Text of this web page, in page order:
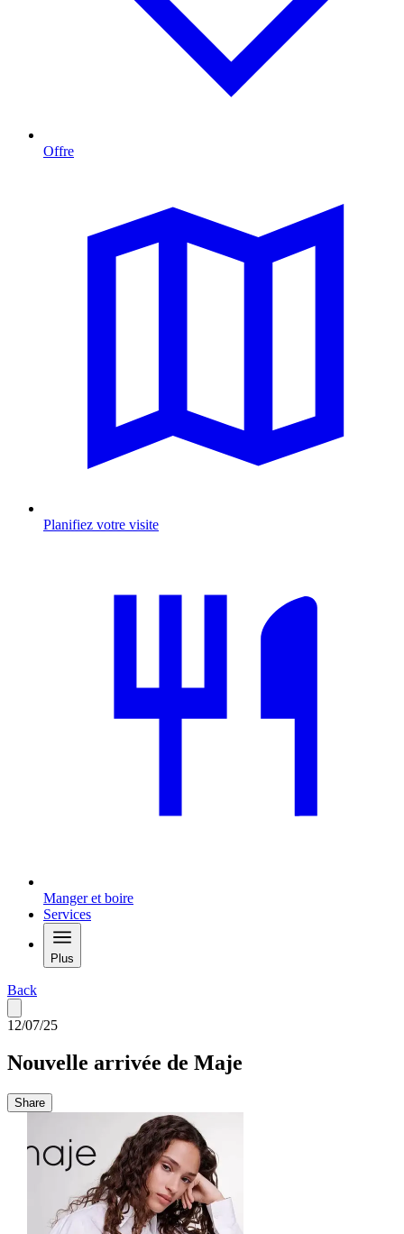
Offre
Planifiez votre visite
Manger et boire
Services
Plus
Back
12/07/25
Nouvelle arrivée de Maje
Share